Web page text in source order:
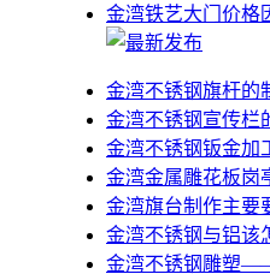
金湾铁艺大门价格
金湾不锈钢旗杆的
金湾不锈钢宣传栏
金湾不锈钢钣金加
金湾金属雕花板岗
金湾旗台制作主要
金湾不锈钢与铝该
金湾不锈钢雕塑